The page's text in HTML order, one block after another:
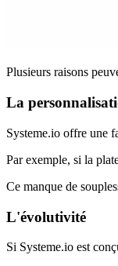
Plusieurs raisons
La
Systeme.io offre une
Par exemple, si la
Ce manque de
L'évolutivité
Si Systeme.io est